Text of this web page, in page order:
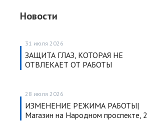
Новости
31 июля 2026
ЗАЩИТА ГЛАЗ, КОТОРАЯ НЕ
ОТВЛЕКАЕТ ОТ РАБОТЫ
28 июля 2026
ИЗМЕНЕНИЕ РЕЖИМА РАБОТЫ|
Магазин на Народном проспекте, 2